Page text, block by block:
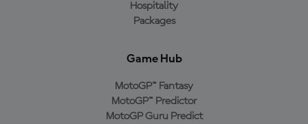
Hospitality
Packages
Game Hub
MotoGP™ Fantasy
MotoGP™ Predictor
MotoGP Guru Predict